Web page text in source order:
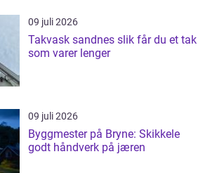
09 juli 2026
Takvask sandnes slik får du et tak
som varer lenger
09 juli 2026
Byggmester på Bryne: Skikkele
godt håndverk på jæren